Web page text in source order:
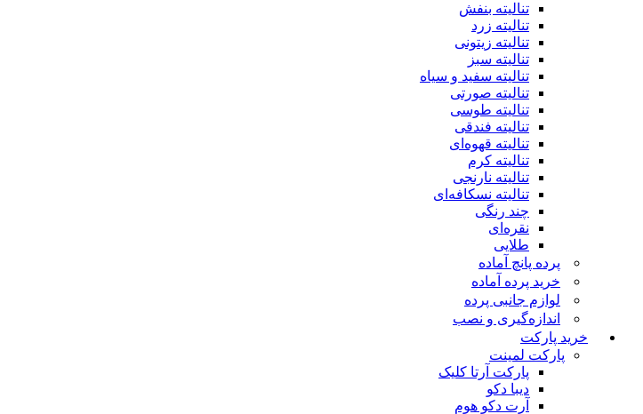
تنالیته بنفش
تنالیته زرد
تنالیته زیتونی
تنالیته سبز
تنالیته سفید و سیاه
تنالیته صورتی
تنالیته طوسی
تنالیته فندقی
تنالیته قهوه‌ای
تنالیته کرم
تنالیته نارنجی
تنالیته نسکافه‌ای
چند رنگی
نقره‌ای
طلایی
پرده پانچ آماده
خرید پرده آماده
لوازم جانبی پرده
اندازه‌گیری و نصب
خرید پارکت
پارکت لمینت
پارکت آرتا کلیک
دیبا دکو
آرت دکو هوم